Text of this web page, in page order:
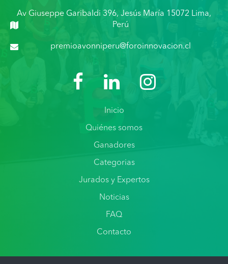
Av Giuseppe Garibaldi 396, Jesús María 15072 Lima,
Perú
premioavonniperu@foroinnovacion.cl
Inicio
Quiénes somos
Ganadores
Categorias
Jurados y Expertos
Noticias
FAQ
Contacto